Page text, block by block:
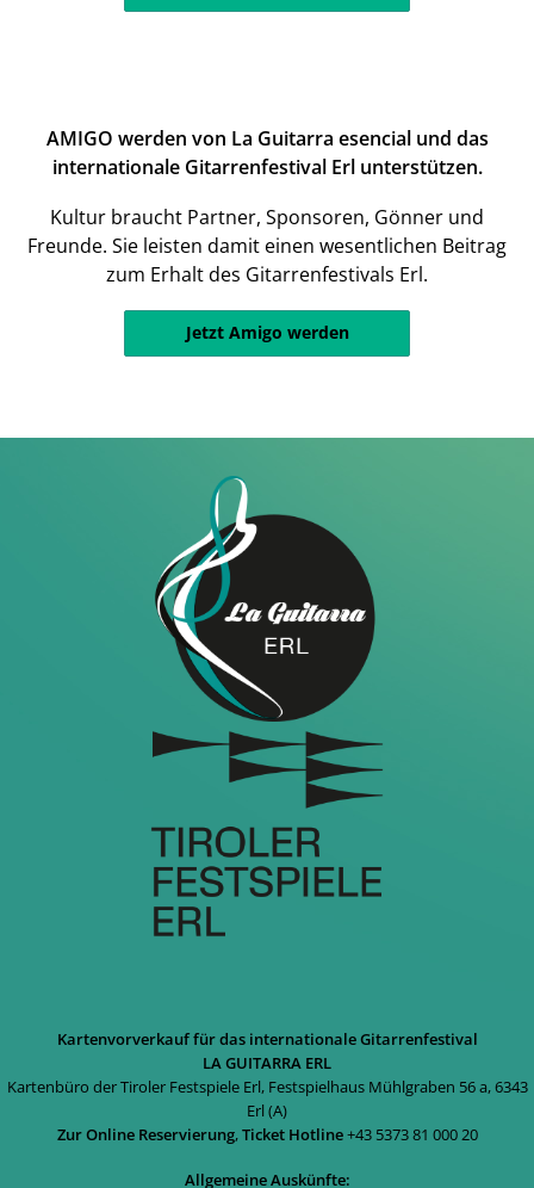
AMIGO werden von La Guitarra esencial und das
internationale Gitarrenfestival Erl unterstützen.
Kultur braucht Partner, Sponsoren, Gönner und
Freunde. Sie leisten damit einen wesentlichen Beitrag
zum Erhalt des Gitarrenfestivals Erl.
Jetzt Amigo werden
Kartenvorverkauf für das internationale Gitarrenfestival
LA GUITARRA ERL
Kartenbüro der Tiroler Festspiele Erl, Festspielhaus Mühlgraben 56 a, 6343
Erl (A)
Zur Online Reservierung,Ticket Hotline+43 5373 81 000 20
Allgemeine Auskünfte: